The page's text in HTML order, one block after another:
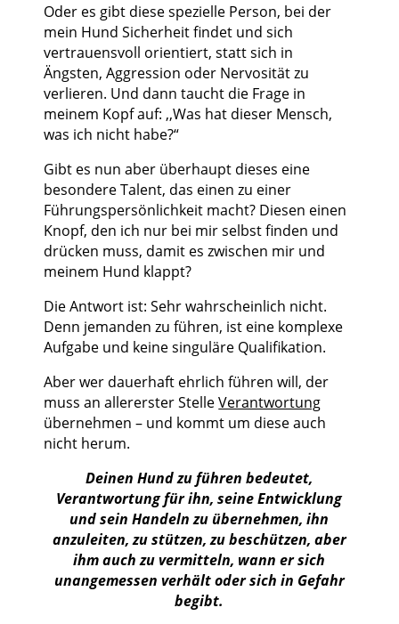
Oder es gibt diese spezielle Person, bei der
mein Hund Sicherheit findet und sich
vertrauensvoll orientiert, statt sich in
Ängsten, Aggression oder Nervosität zu
verlieren. Und dann taucht die Frage in
meinem Kopf auf: ,,Was hat dieser Mensch,
was ich nicht habe?“
Gibt es nun aber überhaupt dieses eine
besondere Talent, das einen zu einer
Führungspersönlichkeit macht? Diesen einen
Knopf, den ich nur bei mir selbst finden und
drücken muss, damit es zwischen mir und
meinem Hund klappt?
Die Antwort ist: Sehr wahrscheinlich nicht.
Denn jemanden zu führen, ist eine komplexe
Aufgabe und keine singuläre Qualifikation.
Aber wer dauerhaft ehrlich führen will, der
muss an allererster StelleVerantwortung
übernehmen – und kommt um diese auch
nicht herum.
Deinen Hund zu führen bedeutet,
Verantwortung für ihn, seine Entwicklung
und sein Handeln zu übernehmen, ihn
anzuleiten, zu stützen, zu beschützen, aber
ihm auch zu vermitteln, wann er sich
unangemessen verhält oder sich in Gefahr
begibt.